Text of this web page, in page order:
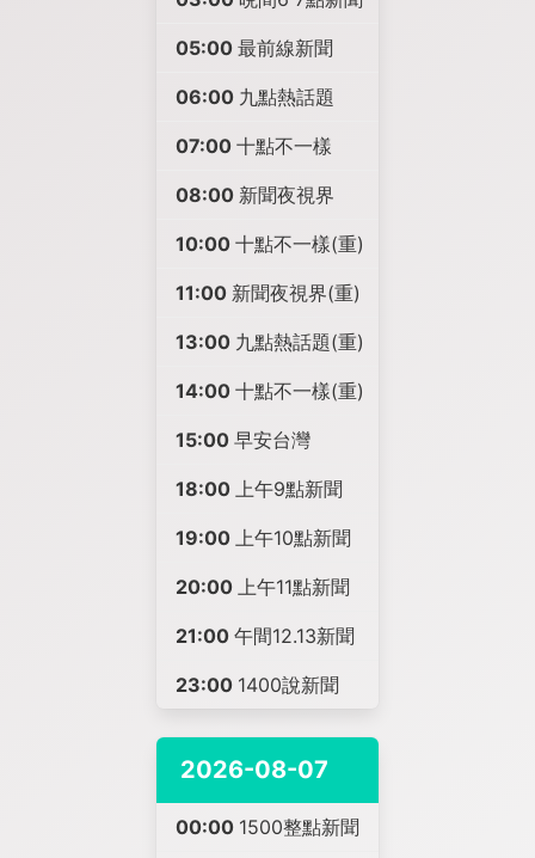
05:00 最前線新聞
06:00 九點熱話題
07:00 十點不一樣
08:00 新聞夜視界
10:00 十點不一樣(重)
11:00 新聞夜視界(重)
13:00 九點熱話題(重)
14:00 十點不一樣(重)
15:00 早安台灣
18:00 上午9點新聞
19:00 上午10點新聞
20:00 上午11點新聞
21:00 午間12.13新聞
23:00 1400說新聞
2026-08-07
00:00 1500整點新聞